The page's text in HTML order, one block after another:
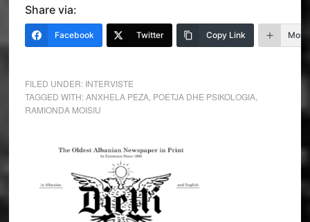
Share via:
Facebook Twitter Copy Link More
FILED UNDER: INTERVISTE
TAGGED WITH:ANXHELA PEZA, POETJA DHE PSIKOLOGIA,
RAMIONDA MOISIU